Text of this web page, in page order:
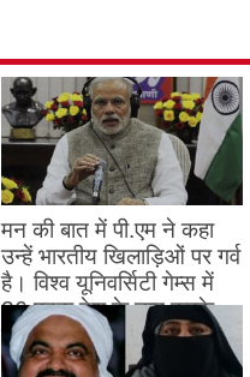
मन की बात में पी.एम ने कहा
उन्हें भारतीय खिलाड़िओं पर गर्व
है। विश्व यूनिवर्सिटी गेम्स में
26 पदक देश के नाम करके
उन्होंने देश का नाम रोशन किया
है